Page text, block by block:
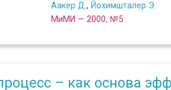
Аакер Д. , Йохимшталер Э.
МиМИ — 2000, №5
– как основа